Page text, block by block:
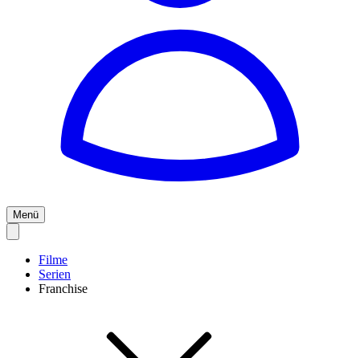
Menü
Filme
Serien
Franchise